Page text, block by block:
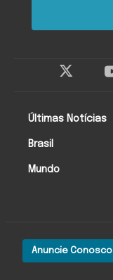
Anuncie Conosco
Últimas Notícias
Brasil
Mundo